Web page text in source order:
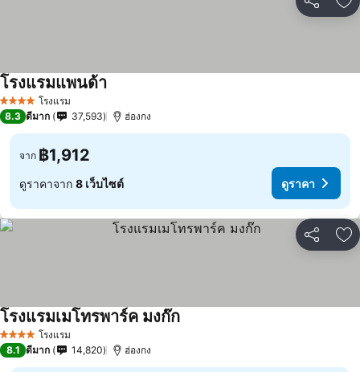
แชร์ เ
4 ดาว โรงแรม
โรงแรมแพนด้า
8.3 ดีมาก 37,593 ฮ่องกง
จาก ฿1,912
ดูราคาจาก 8 เว็บไซต์ ดูราคา
แชร์ เ
4 ดาว โรงแรม
โรงแรมเมโทรพาร์ค มงก๊ก
8.1 ดีมาก 14,820 ฮ่องกง